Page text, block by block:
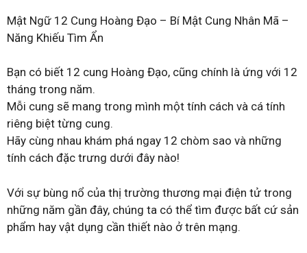
Mật Ngữ 12 Cung Hoàng Đạo – Bí Mật Cung Nhân Mã –
Năng Khiếu Tìm Ẩn
Bạn có biết 12 cung Hoàng Đạo, cũng chính là ứng với 12
tháng trong năm.
Mỗi cung sẽ mang trong mình một tính cách và cá tính
riêng biệt từng cung.
Hãy cùng nhau khám phá ngay 12 chòm sao và những
tính cách đặc trưng dưới đây nào!
Với sự bùng nổ của thị trường thương mại điện tử trong
những năm gần đây, chúng ta có thể tìm được bất cứ sản
phẩm hay vật dụng cần thiết nào ở trên mạng.